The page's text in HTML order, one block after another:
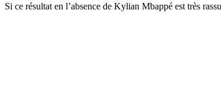
Si ce résultat en l’absence de Kylian Mbappé est très